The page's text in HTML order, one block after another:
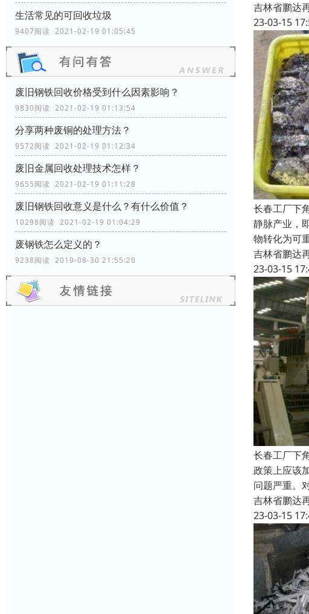
生活常见的可回收垃圾
9407阅读 2021-02-19 01:05:45
废旧钢铁回收价格受到什么因素影响？
9830阅读 2021-02-19 01:13:54
分享两种废铜的处理方法？
9572阅读 2021-02-19 01:12:34
废旧金属回收处理技术怎样？
9655阅读 2021-02-19 01:11:28
废旧钢铁回收​意义是什么？有什么价值？
10298阅读 2021-02-19 01:04:29
废钢铁怎么定义的？
9238阅读 2019-08-30 21:55:20
吉林省鹏达
23-03-15
长春工厂下
静脉产业，
物转化为可
吉林省鹏达
23-03-15
长春工厂下
政策上应该
问题严重。
吉林省鹏达
23-03-15